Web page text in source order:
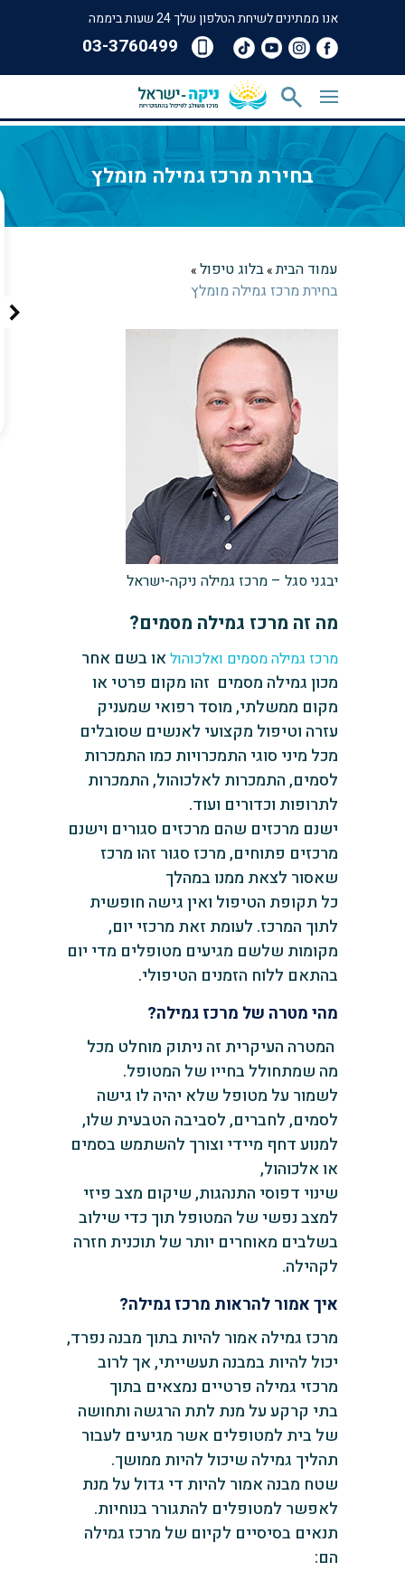
אנו ממתינים לשיחת הטלפון שלך 24 שעות ביממה
‎03-3760499
בחירת מרכז גמילה מומלץ
עמוד הבית»בלוג טיפול»
בחירת מרכז גמילה מומלץ
יבגני סגל – מרכז גמילה ניקה-ישראל
מה זה מרכז גמילה מסמים?
מרכז גמילה מסמים ואלכוהולאו בשם אחר
מכון גמילה מסמים זהו מקום פרטי או
מקום ממשלתי, מוסד רפואי שמעניק
עזרה וטיפול מקצועי לאנשים שסובלים
מכל מיני סוגי התמכרויות ‏‏כמו התמכרות
לסמים, התמכרות לאלכוהול, התמכרות
לתרופות וכדורים ועוד.
ישנם מרכזים שהם מרכזים סגורים וישנם
מרכזים פתוחים, ‏מרכז סגור זהו מרכז
‏שאסור לצאת ממנו במהלך
כל תקופת הטיפול ואין גישה חופשית
לתוך המרכז. לעומת זאת מרכזי יום,
מקומות שלשם מגיעים מטופלים מדי יום
‏בהתאם ללוח הזמנים הטיפולי.
‏מהי מטרה של מרכז גמילה?
‏ ‏המטרה העיקרית זה ניתוק מוחלט מכל
מה שמתחולל בחייו של המטופל.
‏לשמור על מטופל שלא יהיה לו גישה
לסמים, לחברים, לסביבה הטבעית שלו,
למנוע דחף מיידי וצורך להשתמש בסמים
‏או אלכוהול,
שינוי דפוסי התנהגות, שיקום מצב פיזי
למצב נפשי של המטופל תוך כדי שילוב
בשלבים מאוחרים יותר של תוכנית חזרה
לקהילה.
‏איך אמור להראות מרכז גמילה?
‏מרכז גמילה אמור להיות בתוך מבנה נפרד,
‏יכול להיות במבנה תעשייתי, אך לרוב
מרכזי גמילה פרטיים נמצאים בתוך
בתי קרקע על מנת לתת הרגשה ותחושה
של בית ‏למטופלים אשר מגיעים לעבור
תהליך גמילה שיכול להיות ממושך.
‏שטח מבנה אמור להיות די גדול על מנת
לאפשר למטופלים להתגורר בנוחיות.
תנאים בסיסיים לקיום של מרכז גמילה
הם: